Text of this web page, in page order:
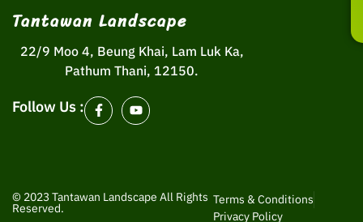
Tantawan Landscape
22/9 Moo 4, Beung Khai, Lam Luk Ka,
Pathum Thani, 12150.
Follow Us :
© 2023 Tantawan Landscape All Rights
Reserved.
Terms & Conditions
Privacy Policy